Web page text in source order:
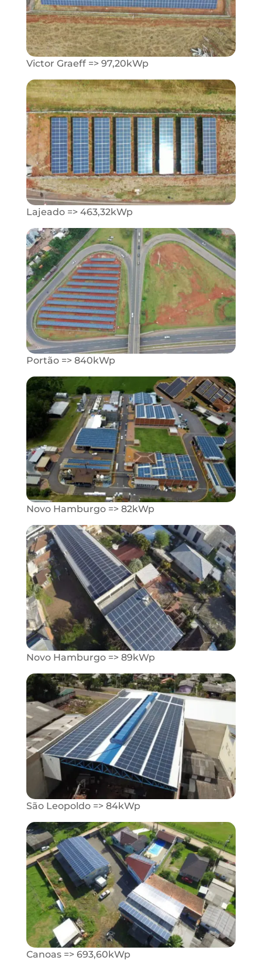
Victor Graeff => 97,20kWp
Lajeado => 463,32kWp
Portão => 840kWp
Novo Hamburgo => 82kWp
Novo Hamburgo => 89kWp
São Leopoldo => 84kWp
Canoas => 693,60kWp